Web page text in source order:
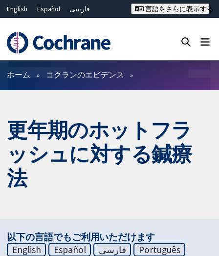
English Español
فارسی
Deutsch
Bahasa Malaysia
ไทย
繁體中文
简体中文
言語をさらに表示する
フィルター
ホーム コクランのエビデンス
更年期のホットフラ
ッシュに対する鍼療
法
以下の言語でもご利用いただけます
English
Español فارسی
Português